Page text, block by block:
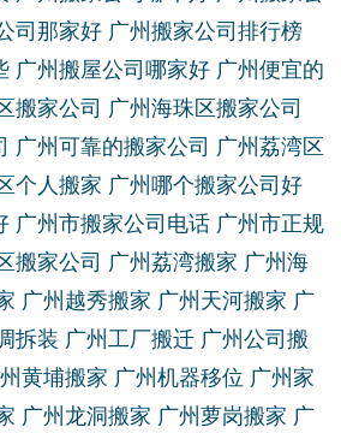
司那家好 广州搬家公司排行榜
广州搬屋公司哪家好 广州便宜的
搬家公司 广州海珠区搬家公司
广州可靠的搬家公司 广州荔湾区
个人搬家 广州哪个搬家公司好
广州市搬家公司电话 广州市正规
搬家公司 广州荔湾搬家 广州海
广州越秀搬家 广州天河搬家 广
拆装 广州工厂搬迁 广州公司搬
黄埔搬家 广州机器移位 广州家
广州龙洞搬家 广州萝岗搬家 广